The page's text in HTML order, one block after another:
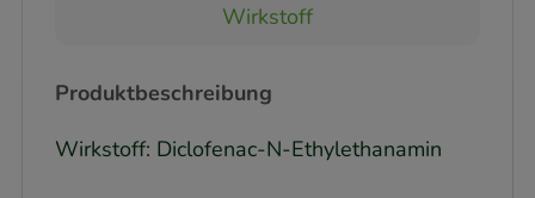
Wirkstoff
Produktbeschreibung
Wirkstoff: Diclofenac-N-Ethylethanamin